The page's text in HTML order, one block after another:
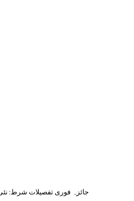
جائزہ فوری تفصیلات شرط: